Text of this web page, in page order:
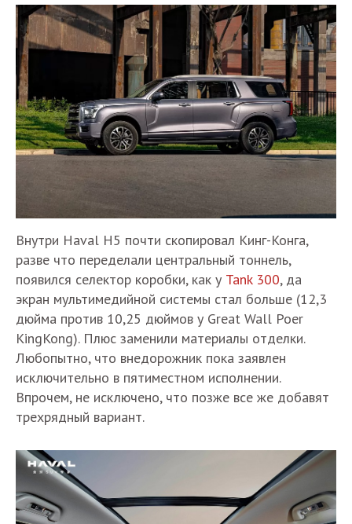
Внутри Haval H5 почти скопировал Кинг-Конга,
разве что переделали центральный тоннель,
появился селектор коробки, как у Tank 300, да
экран мультимедийной системы стал больше (12,3
дюйма против 10,25 дюймов у Great Wall Poer
KingKong). Плюс заменили материалы отделки.
Любопытно, что внедорожник пока заявлен
исключительно в пятиместном исполнении.
Впрочем, не исключено, что позже все же добавят
трехрядный вариант.